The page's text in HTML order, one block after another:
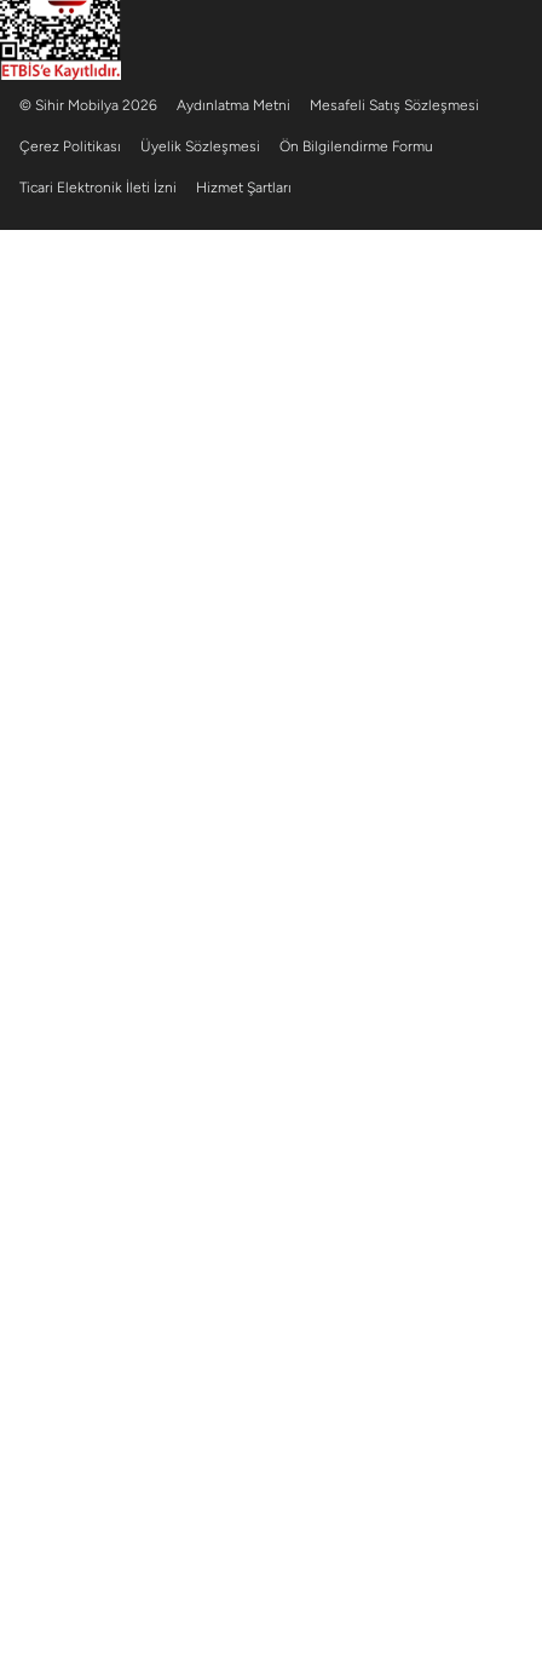
© Sihir Mobilya 2026 Aydınlatma Metni Mesafeli Satış Sözleşmesi
Çerez Politikası Üyelik Sözleşmesi Ön Bilgilendirme Formu
Ticari Elektronik İleti İzni Hizmet Şartları